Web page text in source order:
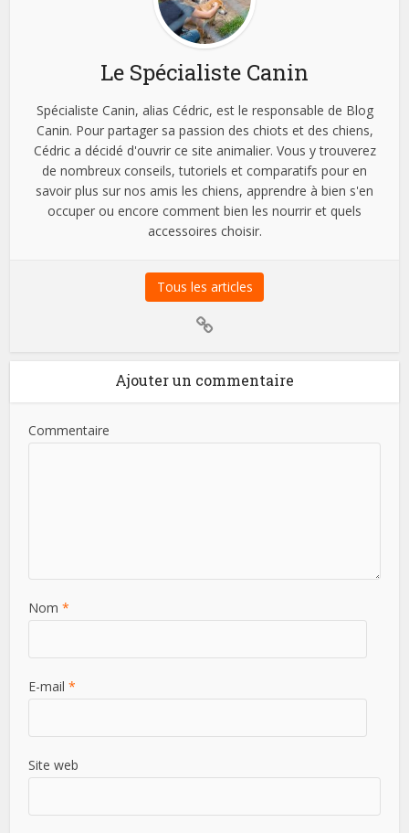
Le Spécialiste Canin
Spécialiste Canin, alias Cédric, est le responsable de Blog
Canin. Pour partager sa passion des chiots et des chiens,
Cédric a décidé d'ouvrir ce site animalier. Vous y trouverez
de nombreux conseils, tutoriels et comparatifs pour en
savoir plus sur nos amis les chiens, apprendre à bien s'en
occuper ou encore comment bien les nourrir et quels
accessoires choisir.
Tous les articles
Ajouter un commentaire
Commentaire
Nom*
E-mail*
Site web